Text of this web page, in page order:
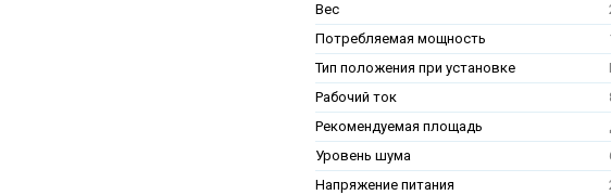
Вес
Потребляемая мощность
Тип положения при установке
Рабочий ток
Рекомендуемая площадь
Уровень шума
Напряжение питания